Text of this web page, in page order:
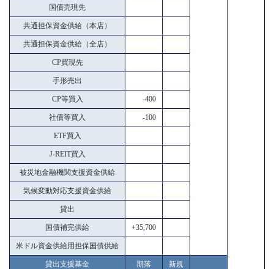
国債売現先
共通担保資金供給（本店）
共通担保資金供給（全店）
CP買現先
手形売出
CP等買入 -400
社債等買入 -100
ETF買入
J-REIT買入
被災地金融機関支援資金供給
気候変動対応支援資金供給
貸出
国債補完供給 +35,700
米ドル資金供給用担保国債供給
貸出支援基金 期落 新規